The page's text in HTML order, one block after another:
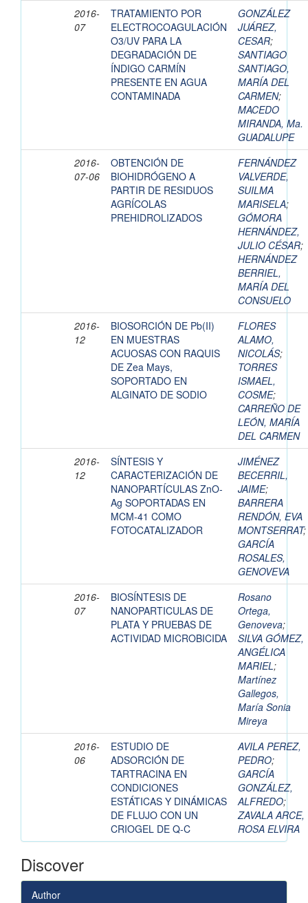
2016-
07
TRATAMIENTO POR
ELECTROCOAGULACIÓN
O3/UV PARA LA
DEGRADACIÓN DE
ÍNDIGO CARMÍN
PRESENTE EN AGUA
CONTAMINADA
GONZÁLEZ
JUÁREZ,
CESAR;
SANTIAGO
SANTIAGO,
MARÍA DEL
CARMEN;
MACEDO
MIRANDA, Ma.
GUADALUPE
2016-
07-06
OBTENCIÓN DE
BIOHIDRÓGENO A
PARTIR DE RESIDUOS
AGRÍCOLAS
PREHIDROLIZADOS
FERNÁNDEZ
VALVERDE,
SUILMA
MARISELA;
GÓMORA
HERNÁNDEZ,
JULIO CÉSAR;
HERNÁNDEZ
BERRIEL,
MARÍA DEL
CONSUELO
2016-
12
BIOSORCIÓN DE Pb(II)
EN MUESTRAS
ACUOSAS CON RAQUIS
DE Zea Mays,
SOPORTADO EN
ALGINATO DE SODIO
FLORES
ALAMO,
NICOLÁS;
TORRES
ISMAEL,
COSME;
CARREÑO DE
LEÓN, MARÍA
DEL CARMEN
2016-
12
SÍNTESIS Y
CARACTERIZACIÓN DE
NANOPARTÍCULAS ZnO-
Ag SOPORTADAS EN
MCM-41 COMO
FOTOCATALIZADOR
JIMÉNEZ
BECERRIL,
JAIME;
BARRERA
RENDÓN, EVA
MONTSERRAT;
GARCÍA
ROSALES,
GENOVEVA
2016-
07
BIOSÍNTESIS DE
NANOPARTICULAS DE
PLATA Y PRUEBAS DE
ACTIVIDAD MICROBICIDA
Rosano
Ortega,
Genoveva;
SILVA GÓMEZ,
ANGÉLICA
MARIEL;
Martínez
Gallegos,
María Sonia
Mireya
2016-
06
ESTUDIO DE
ADSORCIÓN DE
TARTRACINA EN
CONDICIONES
ESTÁTICAS Y DINÁMICAS
DE FLUJO CON UN
CRIOGEL DE Q-C
AVILA PEREZ,
PEDRO;
GARCÍA
GONZÁLEZ,
ALFREDO;
ZAVALA ARCE,
ROSA ELVIRA
Discover
Author